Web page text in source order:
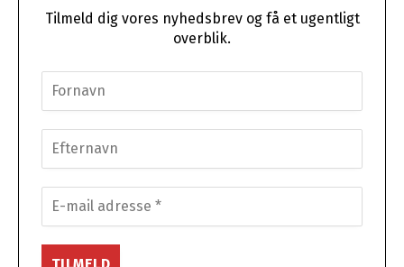
Tilmeld dig vores nyhedsbrev og få et ugentligt
overblik.